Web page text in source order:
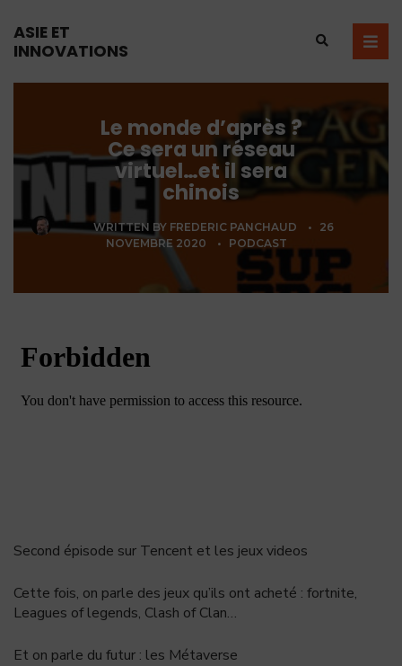
ASIE ET
INNOVATIONS
Le monde d’après ?
Ce sera un réseau
virtuel…et il sera
chinois
WRITTEN BY FREDERIC PANCHAUD •
26
NOVEMBRE 2020
• PODCAST
Second épisode sur Tencent et les jeux videos
Cette fois, on parle des jeux qu’ils ont acheté : fortnite,
Leagues of legends, Clash of Clan…
Et on parle du futur : les Métaverse